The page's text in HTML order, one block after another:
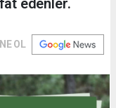
edenler.
OL